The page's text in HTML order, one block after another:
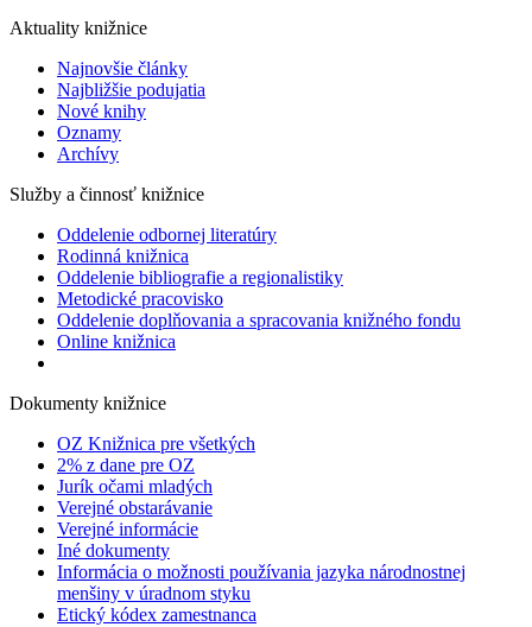
Aktuality knižnice
Najnovšie články
Najbližšie podujatia
Nové knihy
Oznamy
Archívy
Služby a činnosť knižnice
Oddelenie odbornej literatúry
Rodinná knižnica
Oddelenie bibliografie a regionalistiky
Metodické pracovisko
Oddelenie doplňovania a spracovania knižného fondu
Online knižnica
Dokumenty knižnice
OZ Knižnica pre všetkých
2% z dane pre OZ
Jurík očami mladých
Verejné obstarávanie
Verejné informácie
Iné dokumenty
Informácia o možnosti používania jazyka národnostnej
menšiny v úradnom styku
Etický kódex zamestnanca